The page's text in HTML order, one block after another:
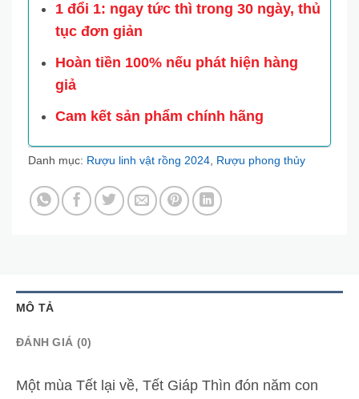
1 đổi 1: ngay tức thì trong 30 ngày, thủ
tục đơn giản
Hoàn tiền 100% nếu phát hiện hàng
giả
Cam kết sản phẩm chính hãng
Danh mục: Rượu linh vật rồng 2024 Rượu phong thủy
MÔ TẢ
ĐÁNH GIÁ (0)
Một mùa Tết lại về, Tết Giáp Thìn đón năm con